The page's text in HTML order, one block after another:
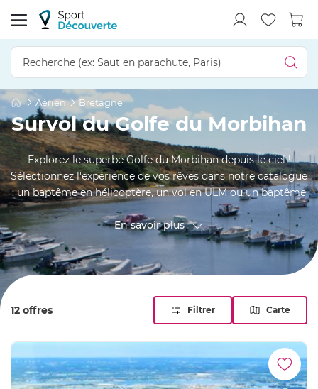
Aérien Bretagne
Survol du Golfe du Morbihan
Explorez le superbe Golfe du Morbihan depuis le ciel !
Sélectionnez l'expérience de vos rêves dans notre catalogue
: un baptême en hélicoptère, un vol en ULM ou un baptême
de l'air en avion. Admirez la beauté époustouflante de cette
région depuis les airs, avec une vue panoramique sur ses
îles, ses marais salants et ses trésors cachés. Choisissez le
vol qui vous convient le mieux et vivez une escapade
aérienne inoubliable au-dessus de la "petite mer" !
En savoir plus
12 offres Filtrer Carte